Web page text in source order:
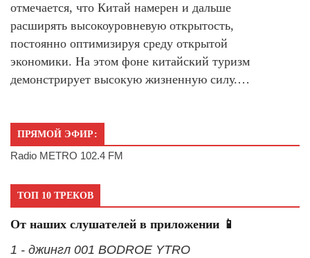
отмечается, что Китай намерен и дальше
расширять высокоуровневую открытость,
постоянно оптимизируя среду открытой
экономики. На этом фоне китайский туризм
демонстрирует высокую жизненную силу.…
ПРЯМОЙ ЭФИР:
Radio METRO 102.4 FM
ТОП 10 ТРЕКОВ
От наших слушателей в приложении 📱
1 - джингл 001 BODROE YTRO